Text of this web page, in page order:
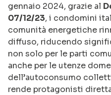
gennaio 2024, grazie al
07/12/23, i condomini
comunità energetiche
diffuso, riducendo
non solo per le parti
anche per le utenze
dell’autoconsumo
rende protagonisti